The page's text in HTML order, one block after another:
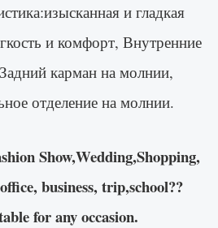
и гладкая
и комфорт, Внутренние
карман на молнии,
отделение на молнии.
Show,Wedding,Shopping,
business, trip,school??
for any occasion.